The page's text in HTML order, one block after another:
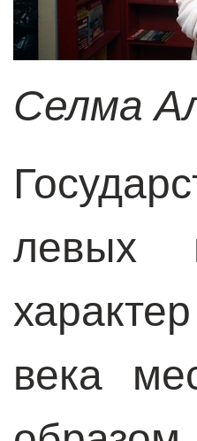
Селма
левых
характер
века